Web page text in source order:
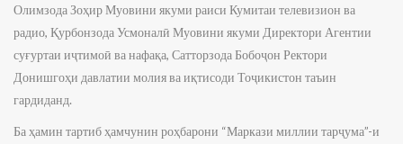
Олимзода Зоҳир Муовини якуми раиси Кумитаи телевизион ва
радио, Қурбонзода Усмоналӣ Муовини якуми Директори Агентии
суғуртаи иҷтимоӣ ва нафақа, Сатторзода Бобоҷон Ректори
Донишгоҳи давлатии молия ва иқтисоди Тоҷикистон таъин
гардиданд.
Ба ҳамин тартиб ҳамчунин роҳбарони “Маркази миллии тарҷума”-и